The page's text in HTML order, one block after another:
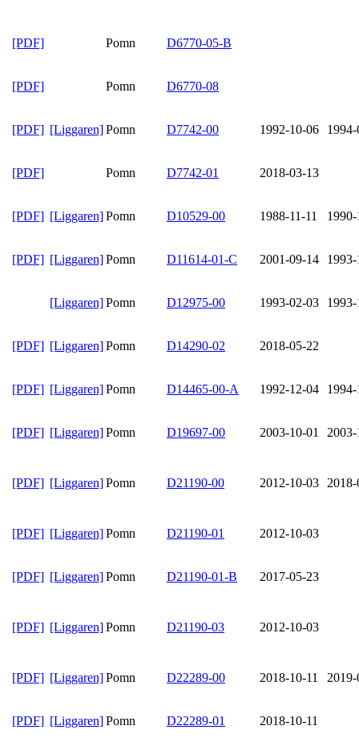
[PDF] Pomn D6770-05-B
[PDF] Pomn D6770-08
[PDF] [Liggaren]Pomn D7742-00 1992-10-06
[PDF] Pomn D7742-01 2018-03-13
[PDF] [Liggaren]Pomn D10529-00 1988-11-11
[PDF] [Liggaren]Pomn D11614-01-C 2001-09-14
[Liggaren]Pomn D12975-00 1993-02-03
[PDF] [Liggaren]Pomn D14290-02 2018-05-22
[PDF] [Liggaren]Pomn D14465-00-A 1992-12-04
[PDF] [Liggaren]Pomn D19697-00 2003-10-01
[PDF] [Liggaren]Pomn D21190-00 2012-10-03
[PDF] [Liggaren]Pomn D21190-01 2012-10-03
[PDF] [Liggaren]Pomn D21190-01-B 2017-05-23
[PDF] [Liggaren]Pomn D21190-03 2012-10-03
[PDF] [Liggaren]Pomn D22289-00 2018-10-11
[PDF] [Liggaren]Pomn D22289-01 2018-10-11